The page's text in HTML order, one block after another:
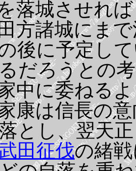
落城させれ
方諸城にま
後に予定し
だろうとの
中に委ねる
康は信長の
とし、翌天
田征伐の緒